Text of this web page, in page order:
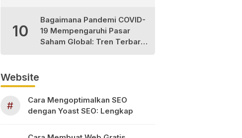
10
Bagaimana Pandemi COVID-
19 Mempengaruhi Pasar
Saham Global: Tren Terbaru
Website
#
Cara Mengoptimalkan SEO
dengan Yoast SEO: Lengkap